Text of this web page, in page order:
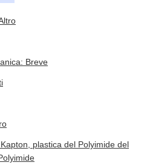
Breve
plastica del Polyimide del